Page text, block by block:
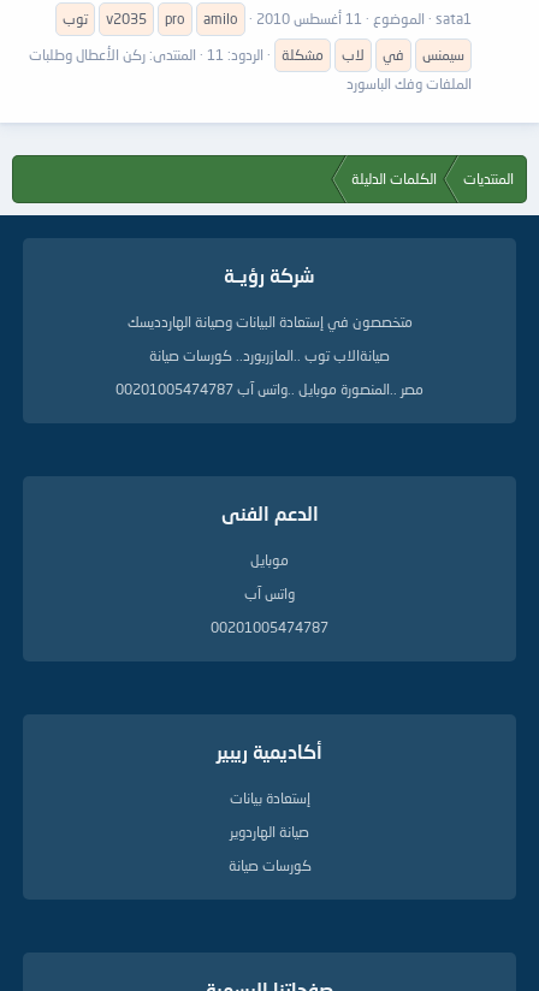
sata1
الموضوع 11 أغسطس 2010 amilo
pro
v2035
توب
سيمنس
في لاب مشكلة الردود: 11 المنتدى: ركن الأعطال وطلبات
الملفات وفك الباسورد
المنتديات الكلمات الدليلة
شركة رؤيــة
متخصصون في إستعادة البيانات وصيانة الهاردديسك
صيانةالاب توب ..المازربورد.. كورسات صيانة
مصر ..المنصورة موبايل ..واتس آب 00201005474787
الدعم الفنى
موبايل
واتس آب
00201005474787
أكاديمية ريبير
إستعادة بيانات
صيانة الهاردوير
كورسات صيانة